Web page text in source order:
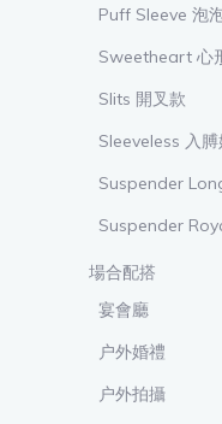
Puff Sleeve 泡
Sweetheart 心
Slits 開叉款
Sleeveless 入
Suspender
Suspender
場合配搭
宴會廳
户外婚禮
户外拍攝